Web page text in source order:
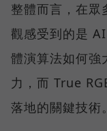
整體而言，在
觀感受到的是
體演算法如何強
力，而 True
落地的關鍵技術。